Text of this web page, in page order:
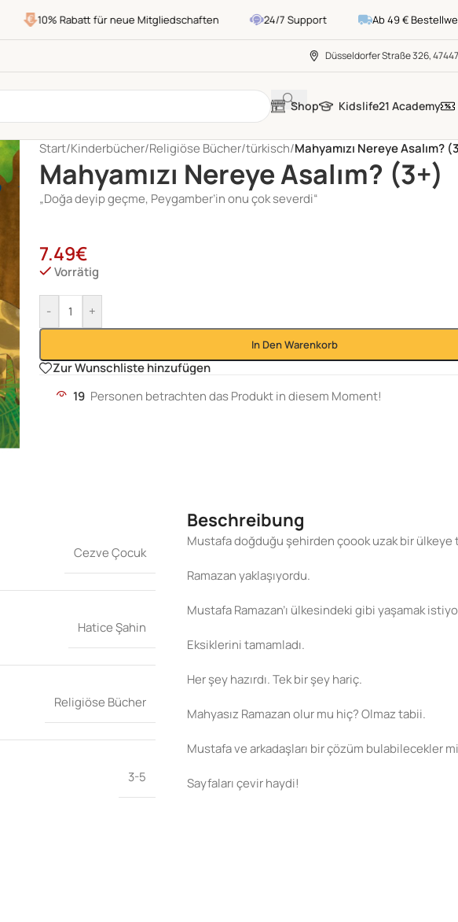
10% Rabatt für neue Mitgliedschaften 24/7 Support Ab 49 €
Düsseldorfer Straße 326,
Shop Kidslife21 Academy
Start/Kinderbücher/Religiöse Bücher/türkisch/Mahyamızı Nereye Asalım?
Mahyamızı Nereye Asalım? (3+)
„Doğa deyip geçme, Peygamber’in onu çok severdi“
7.49€
Vorrätig
- +
In Den Warenkorb
Zur Wunschliste hinzufügen
19 Personen betrachten das Produkt in diesem Moment!
Cezve Çocuk
Hatice Şahin
Religiöse Bücher
3-5
Beschreibung
Mustafa doğduğu şehirden çoook uzak bir ülkeye
Ramazan yaklaşıyordu.
Mustafa Ramazan’ı ülkesindeki gibi yaşamak
Eksiklerini tamamladı.
Her şey hazırdı. Tek bir şey hariç.
Mahyasız Ramazan olur mu hiç? Olmaz tabii.
Mustafa ve arkadaşları bir çözüm bulabilecekler
Sayfaları çevir haydi!